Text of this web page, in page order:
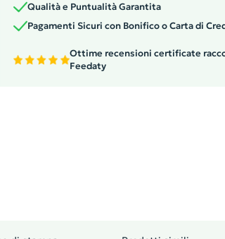
Qualità e Puntualità Garantita
Pagamenti Sicuri con Bonifico o Carta di
Ottime recensioni certificate
Feedaty